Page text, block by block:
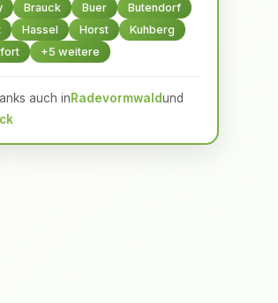
Brauck Buer
Butendorf
Hassel Horst
Kuhberg
+5 weitere
auch inRadevormwaldund